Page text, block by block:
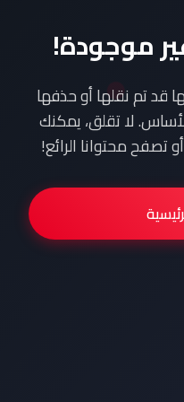
موجودة!
قد تم نقلها أو حذفها
لا تقلق، يمكنك
تصفح محتوانا الرائع!